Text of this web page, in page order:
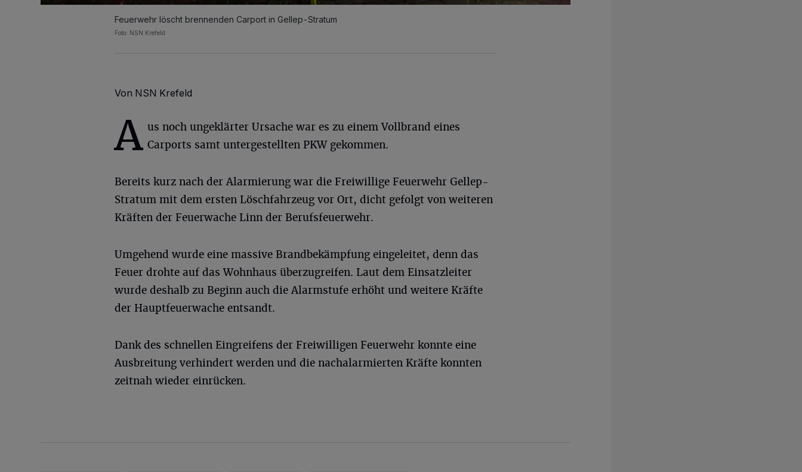
Feuerwehr löscht brennenden Carport in Gellep-Stratum
Foto: NSN Krefeld
Von NSN Krefeld
A us noch ungeklärter Ursache war es zu einem Vollbrand eines
Carports samt untergestellten PKW gekommen.
Bereits kurz nach der Alarmierung war die Freiwillige Feuerwehr Gellep-
Stratum mit dem ersten Löschfahrzeug vor Ort, dicht gefolgt von weiteren
Kräften der Feuerwache Linn der Berufsfeuerwehr.
Umgehend wurde eine massive Brandbekämpfung eingeleitet, denn das
Feuer drohte auf das Wohnhaus überzugreifen. Laut dem Einsatzleiter
wurde deshalb zu Beginn auch die Alarmstufe erhöht und weitere Kräfte
der Hauptfeuerwache entsandt.
Dank des schnellen Eingreifens der Freiwilligen Feuerwehr konnte eine
Ausbreitung verhindert werden und die nachalarmierten Kräfte konnten
zeitnah wieder einrücken.